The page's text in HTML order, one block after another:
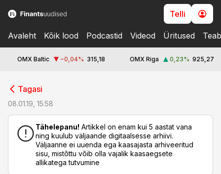
Telli
Avaleht Kõik lood Podcastid Videod Üritused
OMX Baltic −0,04% 315,18 OMX Riga 0,23% 925,27
Tagasi
08.01.19, 15:58
Tähelepanu! Artikkel on enam kui 5 aastat vana
ning kuulub väljaande digitaalsesse arhiivi.
Väljaanne ei uuenda ega kaasajasta arhiveeritud
sisu, mistõttu võib olla vajalik kaasaegsete
allikatega tutvumine